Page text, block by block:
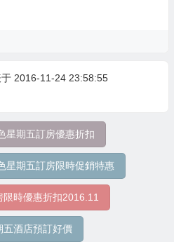
于 2016-11-24 23:58:55
星期五訂房優惠折扣
星期五訂房限時促銷特惠
時優惠折扣2016.11
酒店預訂好價